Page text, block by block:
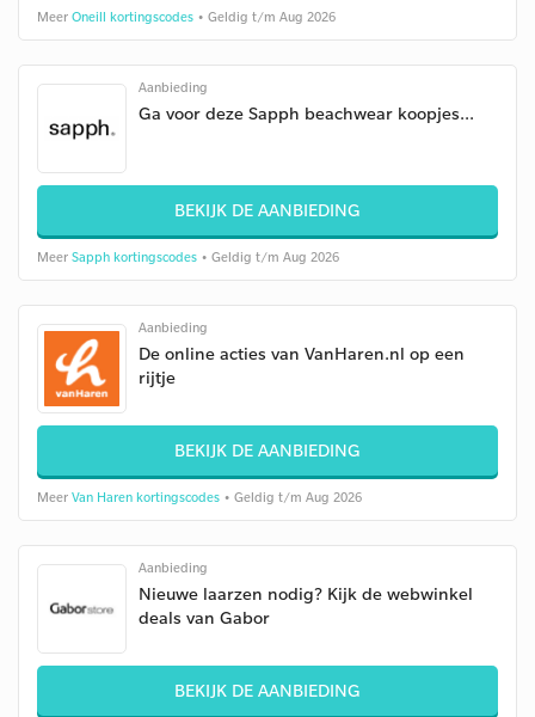
Meer Oneill kortingscodes • Geldig t/m Aug 2026
Aanbieding
Ga voor deze Sapph beachwear koopjes...
BEKIJK DE AANBIEDING
Meer Sapph kortingscodes • Geldig t/m Aug 2026
Aanbieding
De online acties van VanHaren.nl op een
rijtje
BEKIJK DE AANBIEDING
Meer Van Haren kortingscodes • Geldig t/m Aug 2026
Aanbieding
Nieuwe laarzen nodig? Kijk de webwinkel
deals van Gabor
BEKIJK DE AANBIEDING